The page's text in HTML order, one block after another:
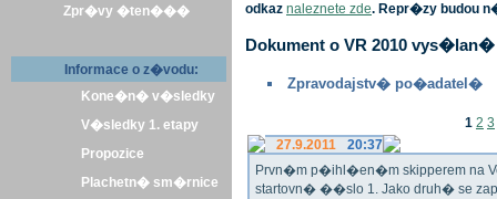
Zpr�vy �ten���
Informace o z�vodu:
Kone�n� v�sledky
V�sledky 1. etapy
Propozice
Plachetn� sm�rnice
odkaz naleznete zde. Repr�zy budou
Dokument o VR 2010
Zpravodajstv� po�adatel�
1 2 3
27.9.2011
20:37
Prvn�m p�ihl�en�m skipperem na
startovn� ��slo 1. Jako druh� se